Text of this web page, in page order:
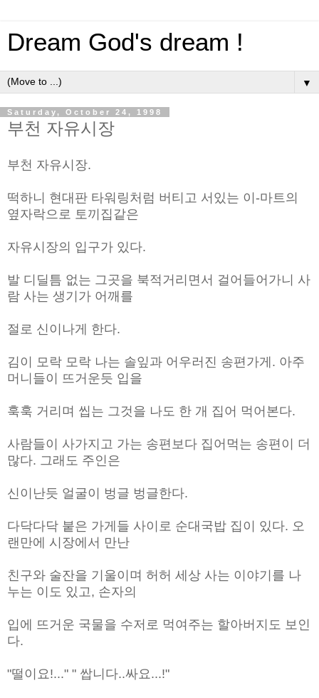
Dream God's dream !
▼
Saturday, October 24, 1998
부천 자유시장
부천 자유시장.
떡하니 현대판 타워링처럼 버티고 서있는 이-마트의
옆자락으로 토끼집같은
자유시장의 입구가 있다.
발 디딜틈 없는 그곳을 북적거리면서 걸어들어가니 사
람 사는 생기가 어깨를
절로 신이나게 한다.
김이 모락 모락 나는 솔잎과 어우러진 송편가게. 아주
머니들이 뜨거운듯 입을
훅훅 거리며 씹는 그것을 나도 한 개 집어 먹어본다.
사람들이 사가지고 가는 송편보다 집어먹는 송편이 더
많다. 그래도 주인은
신이난듯 얼굴이 벙글 벙글한다.
다닥다닥 붙은 가게들 사이로 순대국밥 집이 있다. 오
랜만에 시장에서 만난
친구와 술잔을 기울이며 허허 세상 사는 이야기를 나
누는 이도 있고, 손자의
입에 뜨거운 국물을 수저로 먹여주는 할아버지도 보인
다.
"떨이요!..." " 쌉니다..싸요...!"